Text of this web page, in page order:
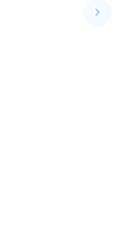
keyboard_arrow_right